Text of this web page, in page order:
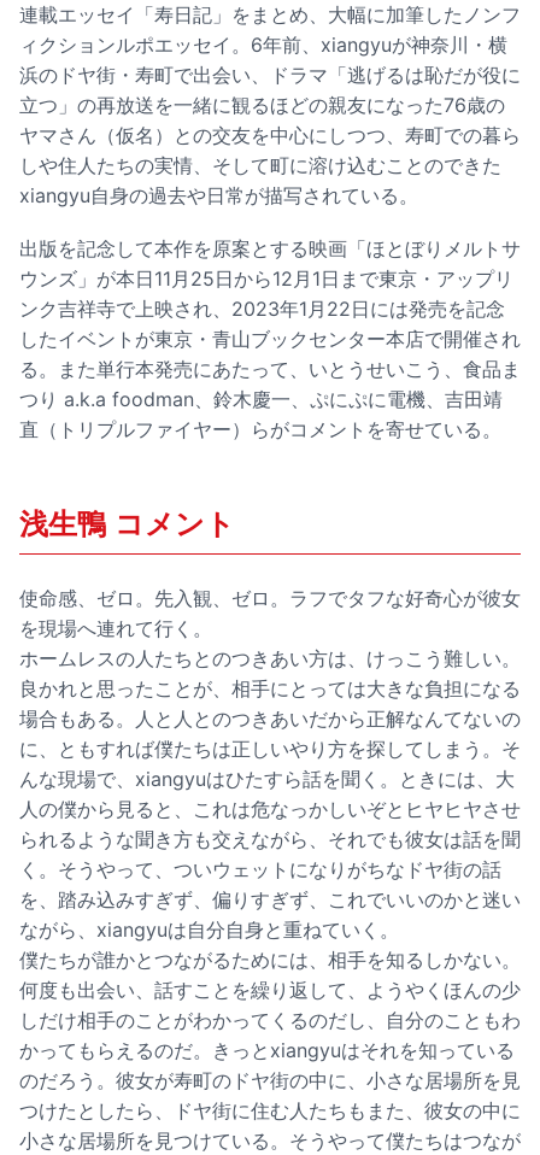
連載エッセイ「寿日記」をまとめ、大幅に加筆したノンフ
ィクションルポエッセイ。6年前、xiangyuが神奈川・横
浜のドヤ街・寿町で出会い、ドラマ「逃げるは恥だが役に
立つ」の再放送を一緒に観るほどの親友になった76歳の
ヤマさん（仮名）との交友を中心にしつつ、寿町での暮ら
しや住人たちの実情、そして町に溶け込むことのできた
xiangyu自身の過去や日常が描写されている。
出版を記念して本作を原案とする映画「ほとぼりメルトサ
ウンズ」が本日11月25日から12月1日まで東京・アップリ
ンク吉祥寺で上映され、2023年1月22日には発売を記念
したイベントが東京・青山ブックセンター本店で開催され
る。また単行本発売にあたって、いとうせいこう、食品ま
つり a.k.a foodman、鈴木慶一、ぷにぷに電機、吉田靖
直（トリプルファイヤー）らがコメントを寄せている。
浅生鴨 コメント
使命感、ゼロ。先入観、ゼロ。ラフでタフな好奇心が彼女
を現場へ連れて行く。
ホームレスの人たちとのつきあい方は、けっこう難しい。
良かれと思ったことが、相手にとっては大きな負担になる
場合もある。人と人とのつきあいだから正解なんてないの
に、ともすれば僕たちは正しいやり方を探してしまう。そ
んな現場で、xiangyuはひたすら話を聞く。ときには、大
人の僕から見ると、これは危なっかしいぞとヒヤヒヤさせ
られるような聞き方も交えながら、それでも彼女は話を聞
く。そうやって、ついウェットになりがちなドヤ街の話
を、踏み込みすぎず、偏りすぎず、これでいいのかと迷い
ながら、xiangyuは自分自身と重ねていく。
僕たちが誰かとつながるためには、相手を知るしかない。
何度も出会い、話すことを繰り返して、ようやくほんの少
しだけ相手のことがわかってくるのだし、自分のこともわ
かってもらえるのだ。きっとxiangyuはそれを知っている
のだろう。彼女が寿町のドヤ街の中に、小さな居場所を見
つけたとしたら、ドヤ街に住む人たちもまた、彼女の中に
小さな居場所を見つけている。そうやって僕たちはつなが